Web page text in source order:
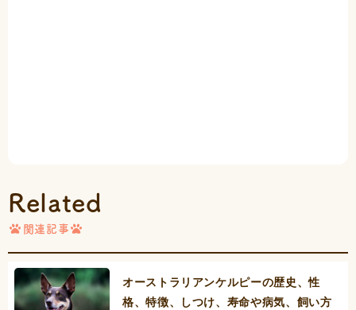
Related
関連記事
オーストラリアンケルピーの歴史、性
格、特徴、しつけ、寿命や病気、飼い方